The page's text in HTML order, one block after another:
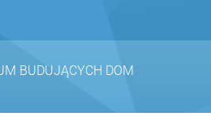
BUDUJĄCYCH DOM